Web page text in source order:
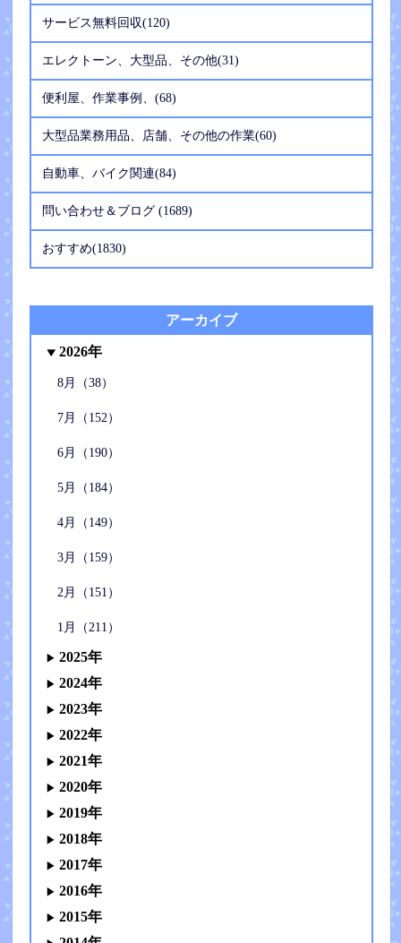
サービス無料回収(120)
エレクトーン、大型品、その他(31)
便利屋、作業事例、(68)
大型品業務用品、店舗、その他の作業(60)
自動車、バイク関連(84)
問い合わせ＆ブログ (1689)
おすすめ(1830)
アーカイブ
2026年
8月（38）
7月（152）
6月（190）
5月（184）
4月（149）
3月（159）
2月（151）
1月（211）
2025年
2024年
2023年
2022年
2021年
2020年
2019年
2018年
2017年
2016年
2015年